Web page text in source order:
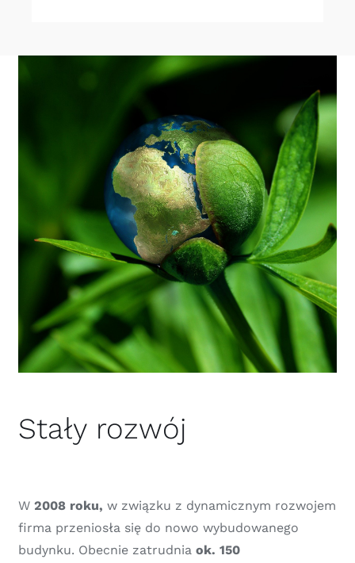
Stały rozwój
W2008 roku, w związku z dynamicznym rozwojem
firma przeniosła się do nowo wybudowanego
budynku. Obecnie zatrudniaok. 150